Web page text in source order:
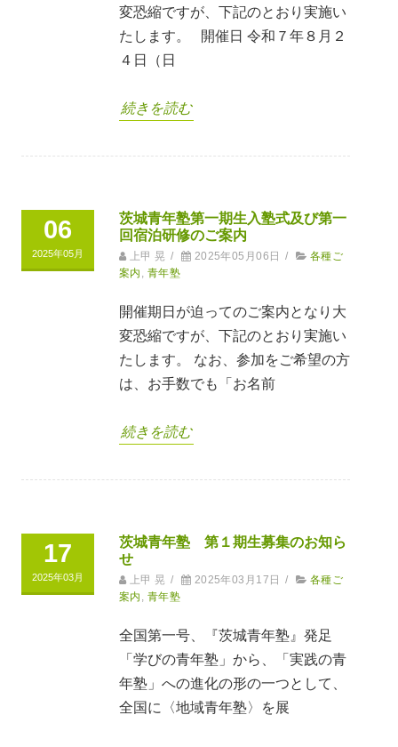
変恐縮ですが、下記のとおり実施い
たします。 開催日 令和７年８月２
４日（日
続きを読む
06
2025年05月
茨城青年塾第一期生入塾式及び第一
回宿泊研修のご案内
上甲 晃 / 2025年05月06日 /
各種ご
案内
青年塾
開催期日が迫ってのご案内となり大
変恐縮ですが、下記のとおり実施い
たします。 なお、参加をご希望の方
は、お手数でも「お名前
続きを読む
17
2025年03月
茨城青年塾 第１期生募集のお知ら
せ
上甲 晃 / 2025年03月17日 /
各種ご
案内
青年塾
全国第一号、『茨城青年塾』発足
「学びの青年塾」から、「実践の青
年塾」への進化の形の一つとして、
全国に〈地域青年塾〉を展